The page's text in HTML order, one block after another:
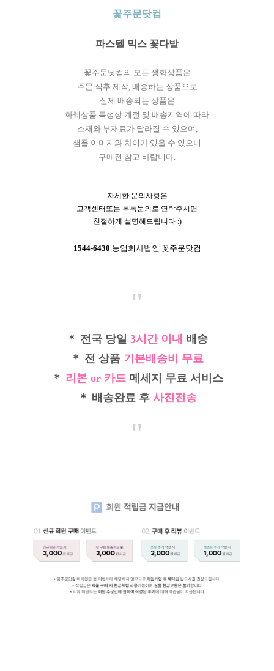
꽃주문닷컴
파스텔 믹스 꽃다발
꽃주문닷컴의 모든 생화상품은
주문 직후 제작, 배송하는 상품으로
실제 배송되는 상품은
화훼상품 특성상 계절 및 배송지역에 따라
소재와 부재료가 달라질 수 있으며,
샘플 이미지와 차이가 있을 수 있으니
구매전 참고 바랍니다.
자세한 문의사항은
고객센터또는 톡톡문의로 연락주시면
친절하게 설명해드립니다 :)
1544-6430 농업회사법인 꽃주문닷컴
"
＊ 전국 당일 3시간 이내 배송
＊ 전 상품 기본배송비 무료
＊ 리본 or 카드 메세지 무료 서비스
＊ 배송완료 후 사진전송
"